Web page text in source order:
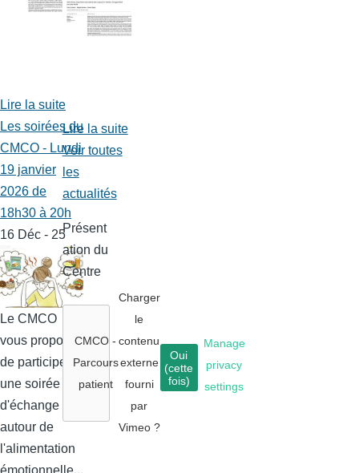
Lire la suite
Les soirées du
CMCO - Lundi
19 janvier
2026 de
18h30 à 20h
16 Déc - 25
Le CMCO
vous propose
de participer à
une soirée
d'échange
autour de
l'alimentation
Lire la suite
Voir toutes
les
actualités
Présent
ation du
Centre
CMCO -
Parcours
patient
Charger
le
contenu
externe
fourni
par
Vimeo?
Oui
(cette
fois)
Manage
privacy
settings